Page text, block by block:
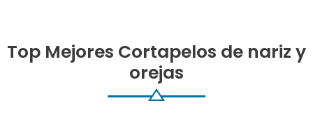
Top Mejores Cortapelos de nariz y
orejas